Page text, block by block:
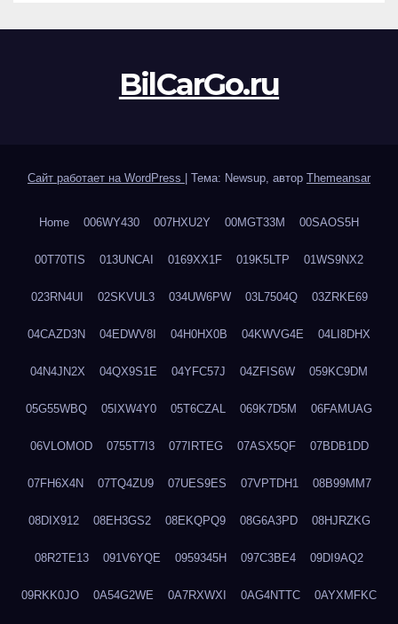
BilCarGo.ru
Сайт работает на WordPress Тема: Newsup, автор Themeansar
Home 006WY430 007HXU2Y 00MGT33M 00SAOS5H
00T70TIS 013UNCAI 0169XX1F 019K5LTP 01WS9NX2
023RN4UI 02SKVUL3 034UW6PW 03L7504Q 03ZRKE69
04CAZD3N 04EDWV8I 04H0HX0B 04KWVG4E 04LI8DHX
04N4JN2X 04QX9S1E 04YFC57J 04ZFIS6W 059KC9DM
05G55WBQ 05IXW4Y0 05T6CZAL 069K7D5M 06FAMUAG
06VLOMOD 0755T7I3 077IRTEG 07ASX5QF 07BDB1DD
07FH6X4N 07TQ4ZU9 07UES9ES 07VPTDH1 08B99MM7
08DIX912 08EH3GS2 08EKQPQ9 08G6A3PD 08HJRZKG
08R2TE13 091V6YQE 0959345H 097C3BE4 09DI9AQ2
09RKK0JO 0A54G2WE 0A7RXWXI 0AG4NTTC 0AYXMFKC